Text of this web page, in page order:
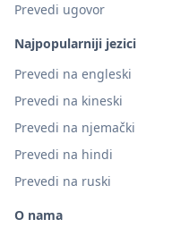
Prevedi ugovor
Najpopularniji jezici
Prevedi na engleski
Prevedi na kineski
Prevedi na njemački
Prevedi na hindi
Prevedi na ruski
O nama